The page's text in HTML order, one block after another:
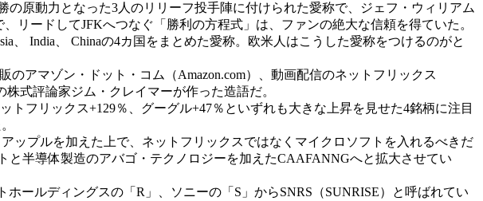
の原動力となった3人のリリーフ投手陣に付けられた愛称で、ジェフ・ウィリアム
リードしてJFKへつなぐ「勝利の方程式」は、ファンの絶大な信頼を得ていた。
India、 Chinaの4カ国をまとめた愛称。欧米人はこうした愛称をつけるのがと
のアマゾン・ドット・コム（Amazon.com）、動画配信のネットフリックス
式評論家ジム・クレイマーが作った造語だ。
フリックス+129％、グーグル+47％といずれも大きな上昇を見せた4銘柄に注目
プルを加えた上で、ネットフリックスではなくマイクロソフトを入れるべきだ
半導体製造のアバゴ・テクノロジーを加えたCAAFANNGへと拡大させてい
ールディングスの「R」、ソニーの「S」からSNRS（SUNRISE）と呼ばれてい